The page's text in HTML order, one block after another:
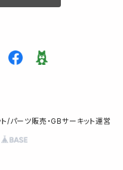
/パーツ販売・GBサーキット運営